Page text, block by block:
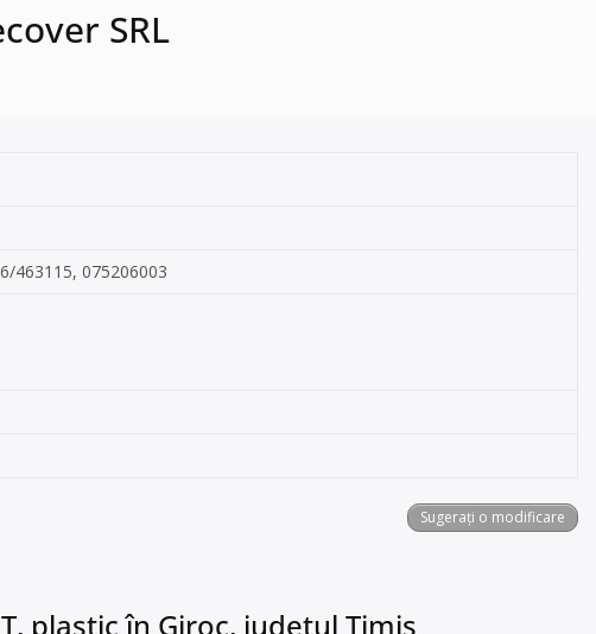
SRL
463115, 075206003
Sugerați o modificare
plastic în Giroc, județul Timis